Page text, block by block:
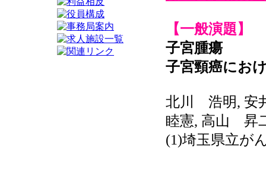
【一般演題】
子宮腫瘍
子宮頸癌にお
北川 浩明,
睦憲, 高山 昇
(1)埼玉県立が